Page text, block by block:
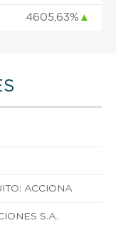
4605,63% ▲
ACCIONA
S.A.